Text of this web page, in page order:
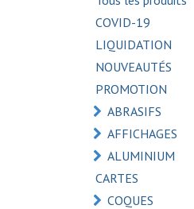
COVID-19
LIQUIDATION
NOUVEAUTÉS
PROMOTION
ABRASIFS
AFFICHAGES
ALUMINIUM
CARTES
COQUES